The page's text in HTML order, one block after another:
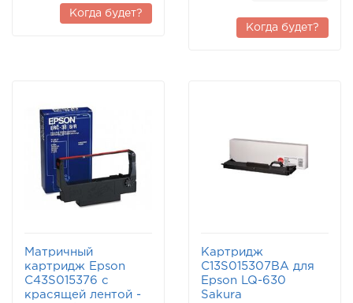
Когда будет?
Когда будет?
Матричный
картридж Epson
C43S015376 с
красящей лентой -
Картридж
C13S015307BA для
Epson LQ-630
Sakura